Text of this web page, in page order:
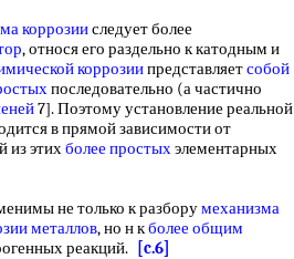
коррозииследует более
, относя его раздельно к катодным и
коррозиипредставляетсобой
последовательно (а частично
7]. Поэтому установление реальной
в прямой зависимости от
из этихболее простыхэлементарных
не только к разборумеханизма
металлов, но н кболее общим
реакций.
[c.6]